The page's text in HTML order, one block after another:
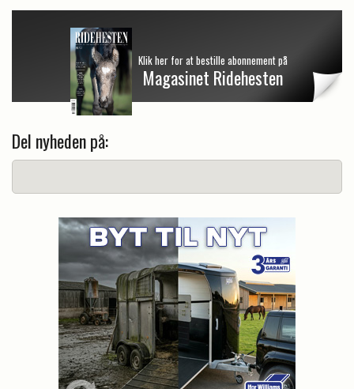
Klik her for at bestille abonnement på
Magasinet Ridehesten
Del nyheden på: